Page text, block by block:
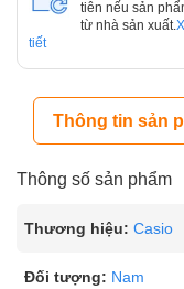
tiên nếu sản
từ nhà sản xuất.
tiết
Thông tin sản
Thông số sản phẩm
Thương hiệu: Casio
Đối tượng: Nam